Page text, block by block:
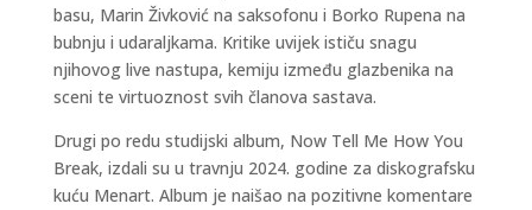
basu, Marin Živković na saksofonu i Borko Rupena na
bubnju i udaraljkama. Kritike uvijek ističu snagu
njihovog live nastupa, kemiju između glazbenika na
sceni te virtuoznost svih članova sastava.
Drugi po redu studijski album, Now Tell Me How You
Break, izdali su u travnju 2024. godine za diskografsku
kuću Menart. Album je naišao na pozitivne komentare